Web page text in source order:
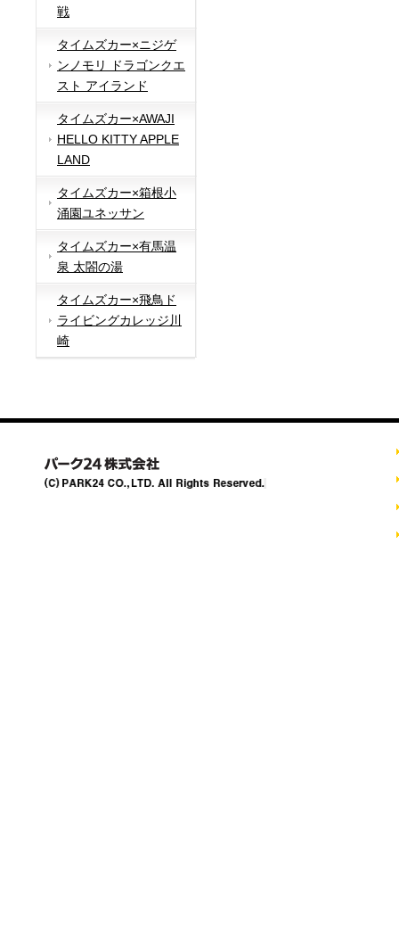
戦
タイムズカー×ニジゲ
ンノモリ ドラゴンクエ
スト アイランド
タイムズカー×AWAJI
HELLO KITTY APPLE
LAND
タイムズカー×箱根小
涌園ユネッサン
タイムズカー×有馬温
泉 太閤の湯
タイムズカー×飛鳥ド
ライビングカレッジ川
崎